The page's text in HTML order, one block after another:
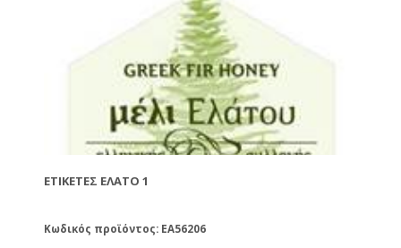
ΕΤΙΚΈΤΕΣ ΈΛΑΤΟ 1
Κωδικός προϊόντος: EA56206